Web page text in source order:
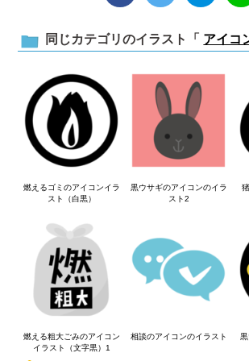
同じカテゴリのイラスト「 アイコ
燃えるゴミのアイコンイラ
スト（白黒）
黒ウサギのアイコンのイラ
スト2
燃える粗大ごみのアイコン
イラスト（文字黒）1
相談のアイコンのイラスト